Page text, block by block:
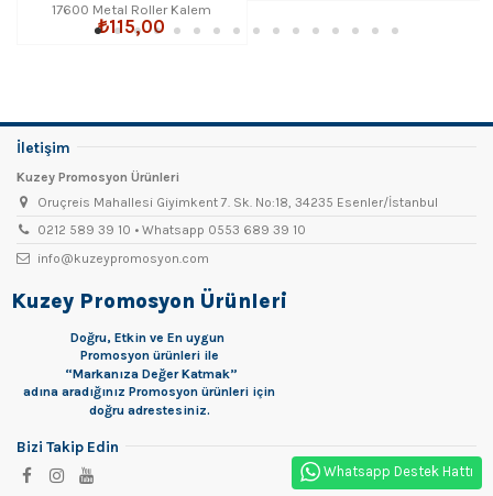
Whatsapp Destek Hattı
17600 Metal Roller Kalem
₺115,00
İletişim
Kuzey Promosyon Ürünleri
Oruçreis Mahallesi Giyimkent 7. Sk. No:18, 34235 Esenler/İstanbul
0212 589 39 10 • Whatsapp 0553 689 39 10
info@kuzeypromosyon.com
Kuzey Promosyon Ürünleri
Doğru, Etkin ve En uygun
Promosyon ürünleri ile
“Markanıza Değer Katmak”
adına aradığınız Promosyon ürünleri için
doğru adrestesiniz.
Bizi Takip Edin